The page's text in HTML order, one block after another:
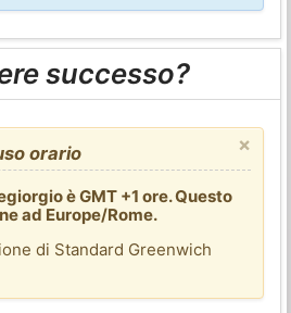
successo?
×
orario
è GMT +1 ore. Questo
ad Europe/Rome.
di Standard Greenwich